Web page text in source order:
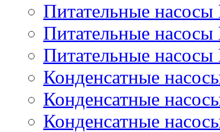
Питательные
Питательные
Питательные
Конденсатные
Конденсатные
Конденсатные